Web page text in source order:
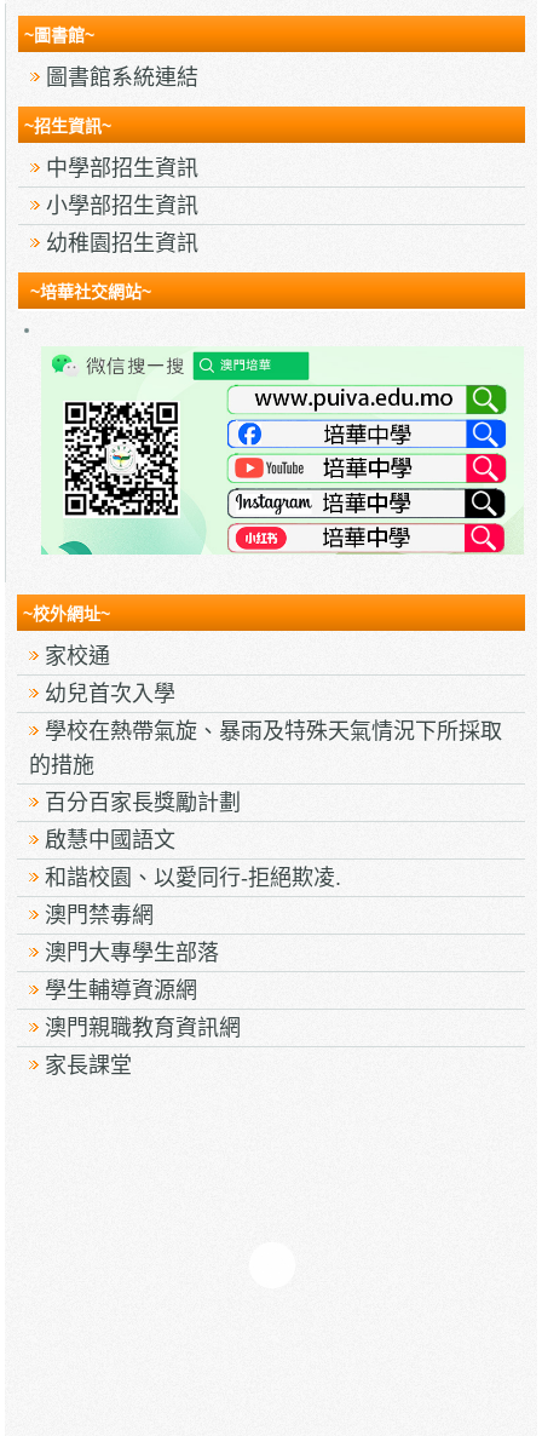
~圖書館~
圖書館系統連結
~招生資訊~
中學部招生資訊
小學部招生資訊
幼稚園招生資訊
~培華社交網站~
~校外網址~
家校通
幼兒首次入學
學校在熱帶氣旋、暴雨及特殊天氣情況下所採取
的措施
百分百家長獎勵計劃
啟慧中國語文
和諧校園、以愛同行-拒絕欺凌.
澳門禁毒網
澳門大專學生部落
學生輔導資源網
澳門親職教育資訊網
家長課堂